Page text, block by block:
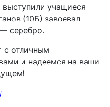
учащиеся
(10Б) завоевал
серебро.
с отличным
и надеемся на ваши